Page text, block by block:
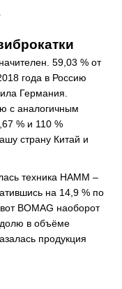
59,03 % от
года в Россию
Германия.
с аналогичным
% и 110 %
страну Китай и
техника HAMM –
на 14,9 % по
BOMAG наоборот
долю в объёме
продукция